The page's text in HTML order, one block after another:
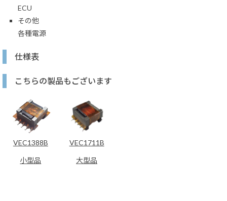
ECU
その他
各種電源
仕様表
こちらの製品もございます
VEC1388B
小型品
VEC1711B
大型品